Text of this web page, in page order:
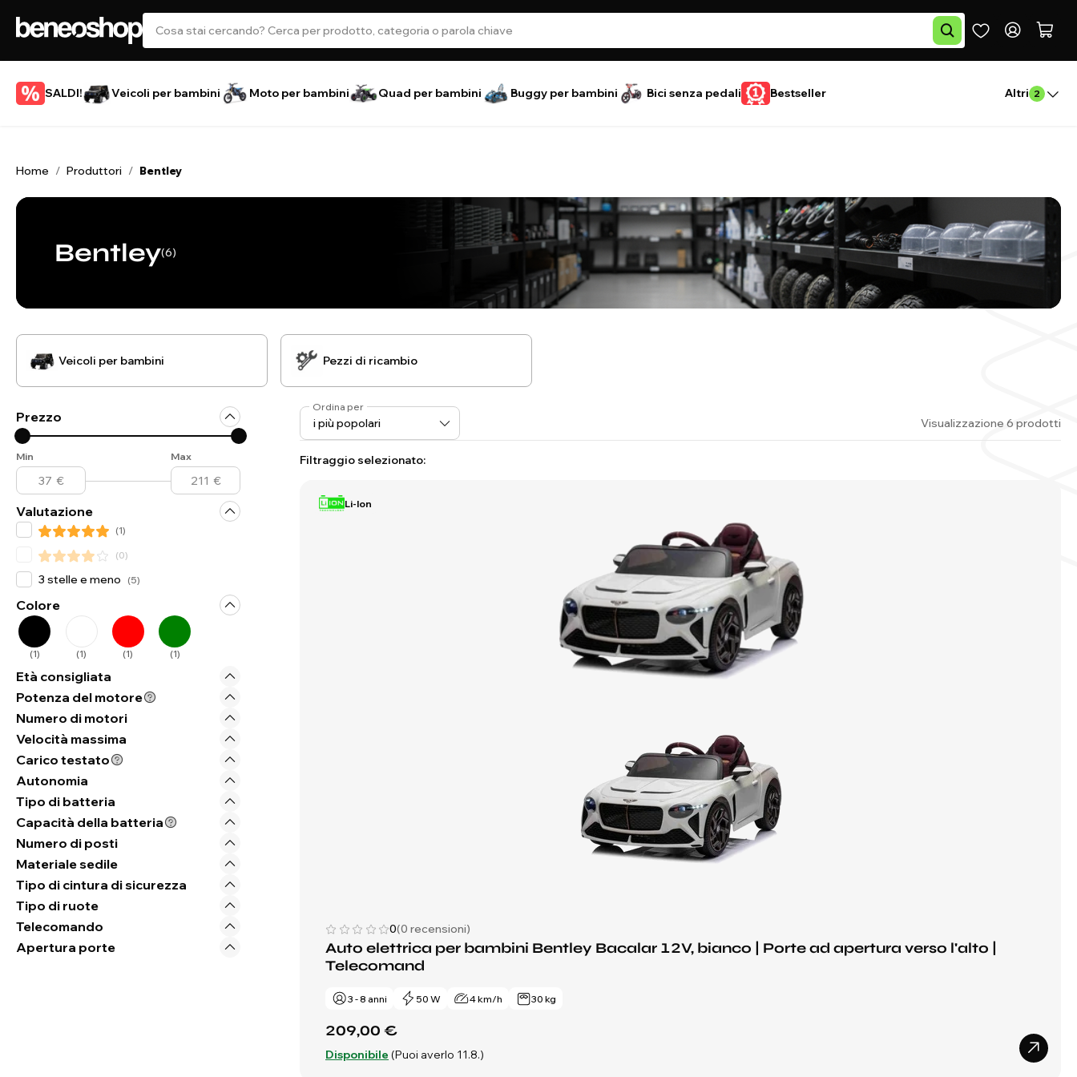
SALDI! Veicoli per bambini Moto per bambini Quad per bambini Buggy per bambini Bici senza pedali Bestseller Altri 2
Home / Produttori / Bentley
Bentley(6)
Veicoli per bambini Pezzi di ricambio
Prezzo
Min Max
Valutazione
(1)
(0)
3 stelle e meno (5)
Colore
(1) (1) (1) (1)
Età consigliata
Potenza del motore
Numero di motori
Velocità massima
Carico testato
Autonomia
Tipo di batteria
Capacità della batteria
Numero di posti
Materiale sedile
Tipo di cintura di sicurezza
Tipo di ruote
Telecomando
Apertura porte
Ordina per
Visualizzazione 6 prodotti
Filtraggio selezionato:
Li-Ion
0(0 recensioni)
Auto elettrica per bambini Bentley Bacalar 12V, bianco | Porte ad apertura verso l'alto |
Telecomand
3 - 8 anni 50 W 4 km/h 30 kg
209,00 €
Disponibile (Puoi averlo 11.8.)